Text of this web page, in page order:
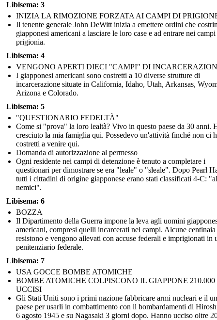
Libisema: 3
INIZIA LA RIMOZIONE FORZATA AI CAMPI DI
Il tenente generale John DeWitt inizia a emettere ordini che
giapponesi americani a lasciare le loro case e ad entrare nei
prigionia.
Libisema: 4
VENGONO APERTI DIECI "CAMPI" DI
I giapponesi americani sono costretti a 10 diverse strutture di
incarcerazione situate in California, Idaho, Utah, Arkansas,
Arizona e Colorado.
Libisema: 5
"QUESTIONARIO FEDELTÀ"
Come si "prova" la loro lealtà? Vivo in questo paese da 30 anni.
cresciuto la mia famiglia qui. Possedevo un'attività finché non ci
costretti a venire qui.
Domanda di autorizzazione al permesso
Ogni residente nei campi di detenzione è tenuto a completare i
questionari per dimostrare se era "leale" o "sleale". Dopo Pearl
tutti i cittadini di origine giapponese erano stati classificati 4-C:
nemici".
Libisema: 6
BOZZA
Il Dipartimento della Guerra impone la leva agli uomini
americani, compresi quelli incarcerati nei campi. Alcune centinaia
resistono e vengono allevati con accuse federali e imprigionati in
penitenziario federale.
Libisema: 7
USA GOCCE BOMBE ATOMICHE
BOMBE ATOMICHE COLPISCONO IL GIAPPONE 210.000
UCCISI
Gli Stati Uniti sono i primi nazione fabbricare armi nucleari e il
paese per usarli in combattimento con il bombardamenti di
6 agosto 1945 e su Nagasaki 3 giorni dopo. Hanno ucciso oltre